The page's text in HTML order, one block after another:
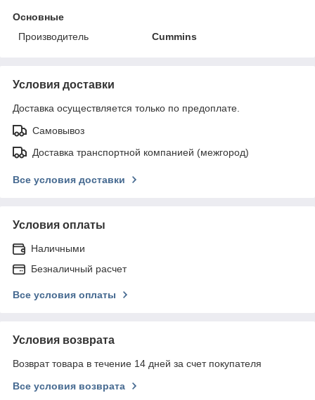
Основные
Производитель
Cummins
Условия доставки
Доставка осуществляется только по предоплате.
Самовывоз
Доставка транспортной компанией (межгород)
Все условия доставки
Условия оплаты
Наличными
Безналичный расчет
Все условия оплаты
Условия возврата
Возврат товара в течение 14 дней за счет покупателя
Все условия возврата